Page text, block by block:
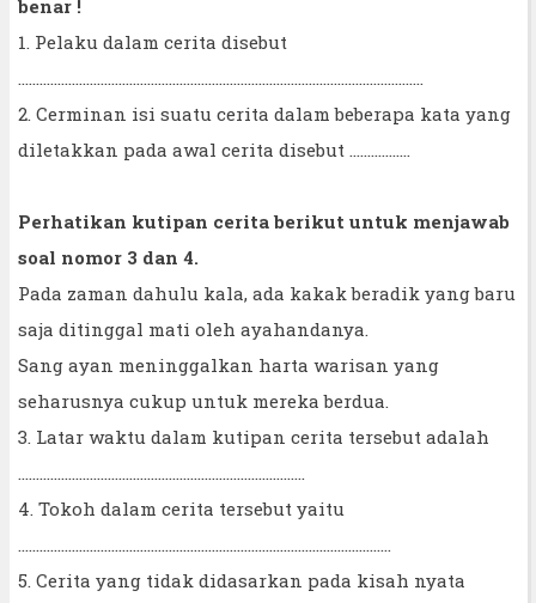
benar !
1. Pelaku dalam cerita disebut
.................................................................................................................
2. Cerminan isi suatu cerita dalam beberapa kata yang
diletakkan pada awal cerita disebut .................
Perhatikan kutipan cerita berikut untuk menjawab
soal nomor 3 dan 4.
Pada zaman dahulu kala, ada kakak beradik yang baru
saja ditinggal mati oleh ayahandanya.
Sang ayan meninggalkan harta warisan yang
seharusnya cukup untuk mereka berdua.
3. Latar waktu dalam kutipan cerita tersebut adalah
................................................................................
4. Tokoh dalam cerita tersebut yaitu
........................................................................................................
5. Cerita yang tidak didasarkan pada kisah nyata